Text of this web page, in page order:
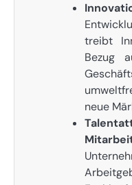
treibt
Bezug
neue